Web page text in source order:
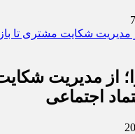
از مدیریت
اجتماعی